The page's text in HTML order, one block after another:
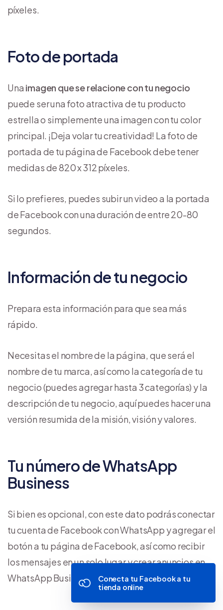
píxeles.
Foto de portada
Una imagen que se relacione con tu negocio
puede ser una foto atractiva de tu producto
estrella o simplemente una imagen con tu color
principal. ¡Deja volar tu creatividad! La foto de
portada de tu página de Facebook debe tener
medidas de 820 x 312 píxeles.
Si lo prefieres, puedes subir un video a la portada
de Facebook con una duración de entre 20-80
segundos.
Información de tu negocio
Prepara esta información para que sea más
rápido.
Necesitas el nombre de la página, que será el
nombre de tu marca, así como la categoría de tu
negocio (puedes agregar hasta 3 categorías) y la
descripción de tu negocio, aquí puedes hacer una
versión resumida de la misión, visión y valores.
Tu número de WhatsApp
Business
Si bien es opcional, con este dato podrás conectar
tu cuenta de Facebook con WhatsApp y agregar el
botón a tu página de Facebook, así como recibir
los mensajes en un solo lugar y crear anuncios en
WhatsApp Business.
Conecta tu Facebook a tu
tienda online